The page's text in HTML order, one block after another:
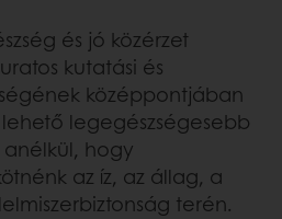
és jó közérzet
kutatási és
középpontjában
legegészségesebb
hogy
az íz, az állag, a
terén.